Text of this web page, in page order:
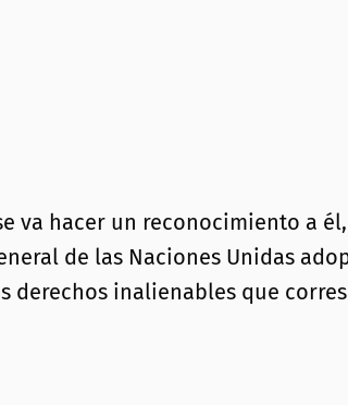
va hacer un reconocimiento a
de las Naciones Unidas
derechos inalienables que